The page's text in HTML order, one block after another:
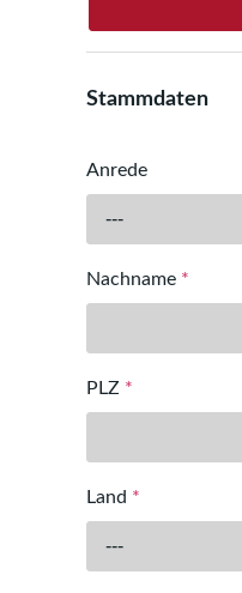
Stammdaten
Anrede
---
Nachname *
PLZ *
Land *
---